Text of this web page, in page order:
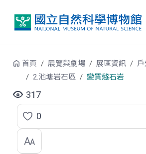
首頁 展覽與劇場 展區資訊
2.池塘岩石區
變質燧石岩
317
點
選
0